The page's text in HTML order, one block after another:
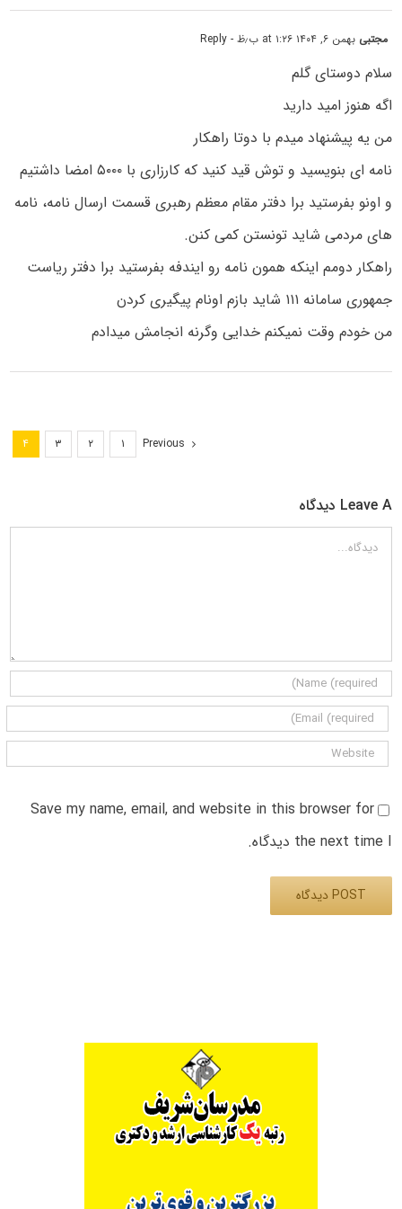
مجتبی بهمن ۶, ۱۴۰۴ at ۱:۲۶ ب٫ظ - Reply
سلام دوستای گلم
اگه هنوز امید دارید
من یه پیشنهاد میدم با دوتا راهکار
نامه ای بنویسید و توش قید کنید که کارزاری با ۵۰۰۰ امضا داشتیم
و اونو بفرستید برا دفتر مقام معظم رهبری قسمت ارسال نامه، نامه
های مردمی شاید تونستن کمی کنن.
راهکار دومم اینکه همون نامه رو ایندفه بفرستید برا دفتر ریاست
جمهوری سامانه ۱۱۱ شاید بازم اونام پیگیری کردن
من خودم وقت نمیکنم خدایی وگرنه انجامش میدادم
Previous ۱ ۲ ۳ ۴
Leave A دیدگاه
دیدگاه
Save my name, email, and website in this browser for
the next time I دیدگاه.